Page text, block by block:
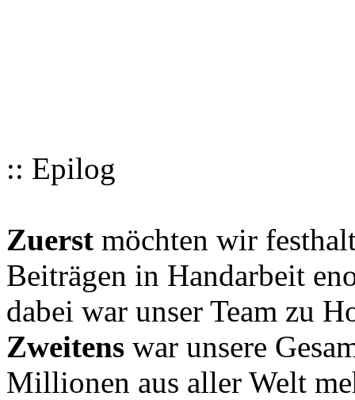
:: Epilog
Zuerst möchten wir
Beiträgen in Handarbeit
dabei war unser Team zu
Zweitens war unsere
Millionen aus aller Welt